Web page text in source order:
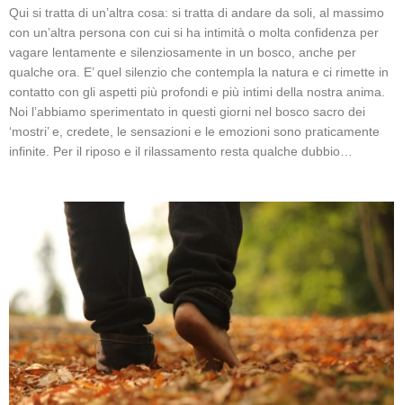
Qui si tratta di un’altra cosa: si tratta di andare da soli, al massimo
con un’altra persona con cui si ha intimità o molta confidenza per
vagare lentamente e silenziosamente in un bosco, anche per
qualche ora. E’ quel silenzio che contempla la natura e ci rimette in
contatto con gli aspetti più profondi e più intimi della nostra anima.
Noi l’abbiamo sperimentato in questi giorni nel bosco sacro dei
‘mostri’ e, credete, le sensazioni e le emozioni sono praticamente
infinite. Per il riposo e il rilassamento resta qualche dubbio…